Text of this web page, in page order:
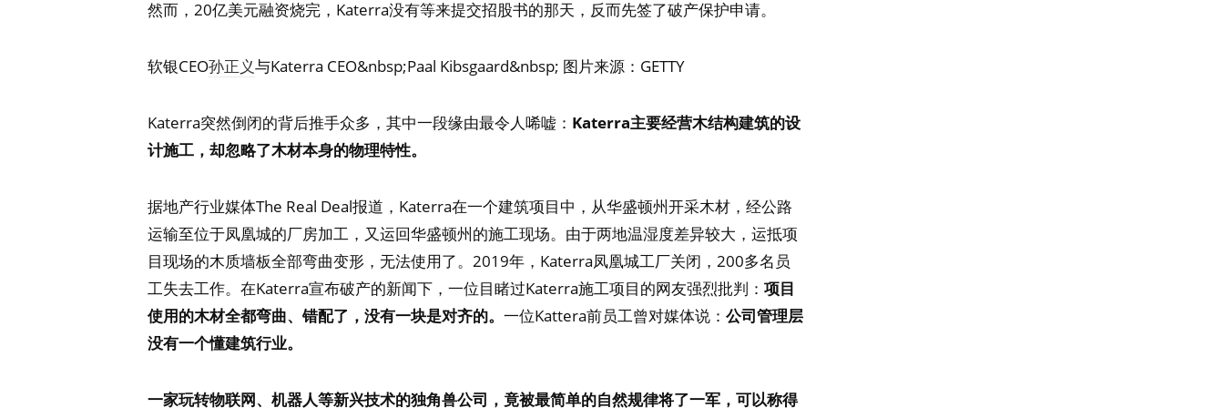
然而，20亿美元融资烧完，Katerra没有等来提交招股书的那天，反而先签了破产保护申请。
软银CEO孙正义与Katerra CEO&nbsp;Paal Kibsgaard&nbsp; 图片来源：GETTY
Katerra突然倒闭的背后推手众多，其中一段缘由最令人唏嘘： Katerra主要经营木结构建筑的设
计施工，却忽略了木材本身的物理特性。
据地产行业媒体The Real Deal报道，Katerra在一个建筑项目中，从华盛顿州开采木材，经公路
运输至位于凤凰城的厂房加工，又运回华盛顿州的施工现场。由于两地温湿度差异较大，运抵项
目现场的木质墙板全部弯曲变形，无法使用了。2019年，Katerra凤凰城工厂关闭，200多名员
工失去工作。在Katerra宣布破产的新闻下，一位目睹过Katerra施工项目的网友强烈批判： 项目
使用的木材全都弯曲、错配了，没有一块是对齐的。 一位Kattera前员工曾对媒体说： 公司管理层
没有一个懂建筑行业。
一家玩转物联网、机器人等新兴技术的独角兽公司，竟被最简单的自然规律将了一军，可以称得